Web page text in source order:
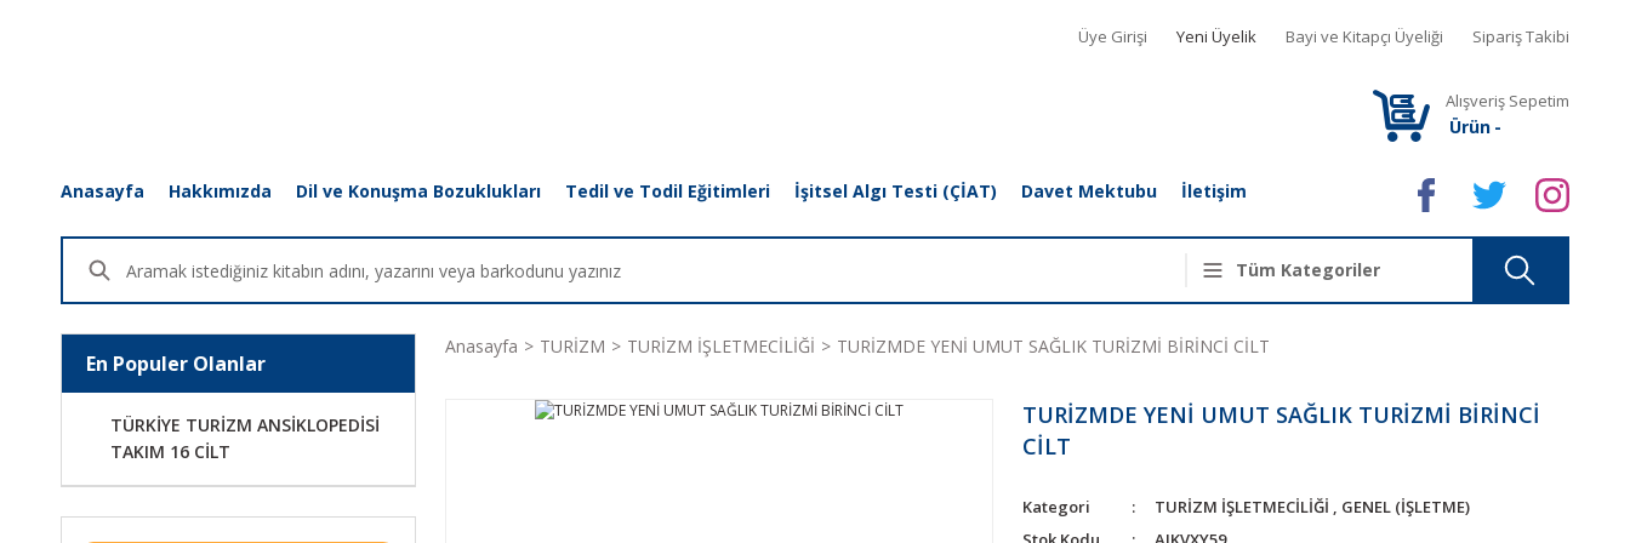
Üye Girişi Yeni Üyelik Bayi ve Kitapçı Üyeliği Sipariş Takibi
Alışveriş Sepetim
Ürün -
Anasayfa Hakkımızda Dil ve Konuşma Bozuklukları Tedil ve Todil Eğitimleri İşitsel Algı Testi (ÇİAT) Davet Mektubu İletişim
En Populer Olanlar
TÜRKİYE TURİZM ANSİKLOPEDİSİ
TAKIM 16 CİLT
Anasayfa TURİZM TURİZM İŞLETMECİLİĞİ TURİZMDE YENİ UMUT SAĞLIK TURİZMİ BİRİNCİ CİLT
TURİZMDE YENİ UMUT SAĞLIK TURİZMİ BİRİNCİ
CİLT
Kategori TURİZM İŞLETMECİLİĞİ , GENEL (İŞLETME)